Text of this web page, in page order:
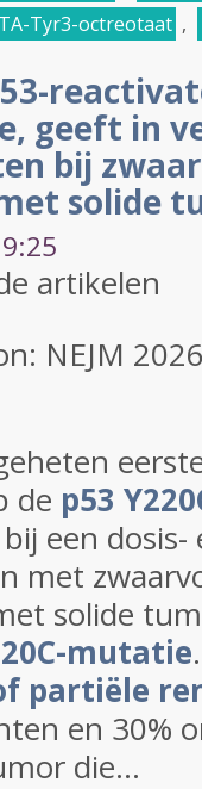
Tyr3-octreotaat ,
geeft in
bij
solide
artikelen
NEJM
de p53
een
met
solide
mutatie
partiële
en 30%
die...